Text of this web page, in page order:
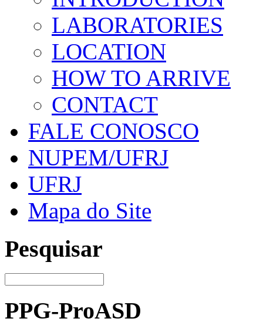
LABORATORIES
LOCATION
HOW TO ARRIVE
CONTACT
FALE CONOSCO
NUPEM/UFRJ
UFRJ
Mapa do Site
Pesquisar
PPG-ProASD